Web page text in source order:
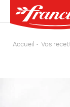
Accueil Vos